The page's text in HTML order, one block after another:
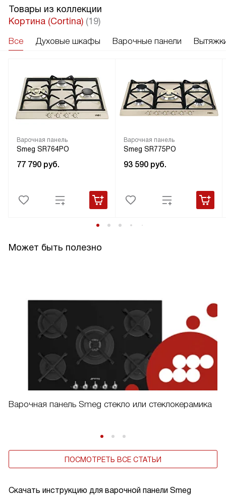
Скачать инструкцию для варочной панели Smeg
Товары из коллекции
Кортина (Cortina) (19)
Все Духовые шкафы Варочные панели
Варочная панель
Smeg SR764PO
77 790 руб.
Варочная панель
Smeg SR775PO
93 590 руб.
Может быть полезно
Варочная панель Smeg стекло или стеклокерамика
ПОСМОТРЕТЬ ВСЕ СТАТЬИ